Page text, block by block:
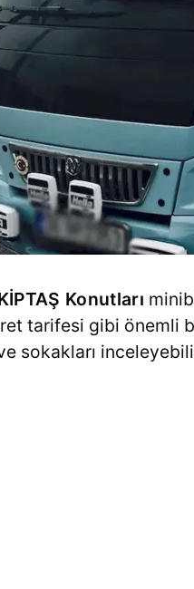
Konutları
tarifesi gibi önemli
sokakları